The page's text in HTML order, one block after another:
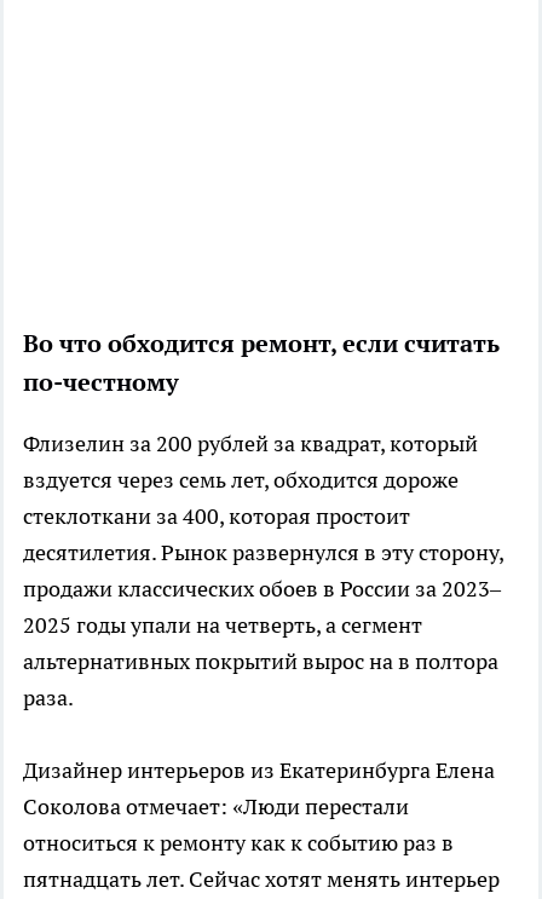
Во что обходится ремонт, если считать
по-честному
Флизелин за 200 рублей за квадрат, который
вздуется через семь лет, обходится дороже
стеклоткани за 400, которая простоит
десятилетия. Рынок развернулся в эту сторону,
продажи классических обоев в России за 2023–
2025 годы упали на четверть, а сегмент
альтернативных покрытий вырос на в полтора
раза.
Дизайнер интерьеров из Екатеринбурга Елена
Соколова отмечает: «Люди перестали
относиться к ремонту как к событию раз в
пятнадцать лет. Сейчас хотят менять интерьер